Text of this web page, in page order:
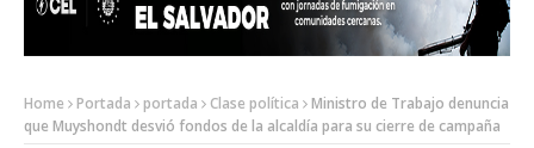
Home Portada portada Clase política
Ministro de Trabajo denuncia
que Muyshondt desvió fondos de la alcaldía para su cierre de campaña